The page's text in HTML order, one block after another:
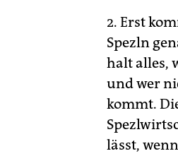
2. Erst
Spezln
halt alles,
und wer
kommt.
lässt,